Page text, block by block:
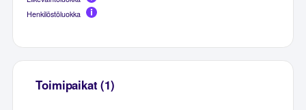
Henkilöstöluokka
Toimipaikat (1)